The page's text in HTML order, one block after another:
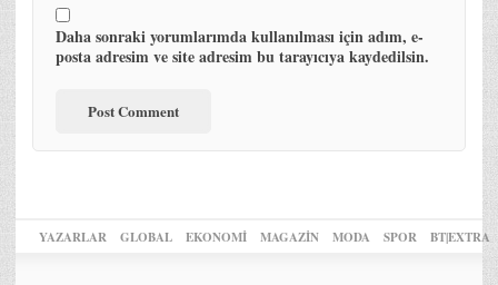
Daha sonraki yorumlarımda kullanılması için adım, e-
posta adresim ve site adresim bu tarayıcıya kaydedilsin.
YAZARLAR GLOBAL EKONOMİ MAGAZİN MODA SPOR BT|EXTRA